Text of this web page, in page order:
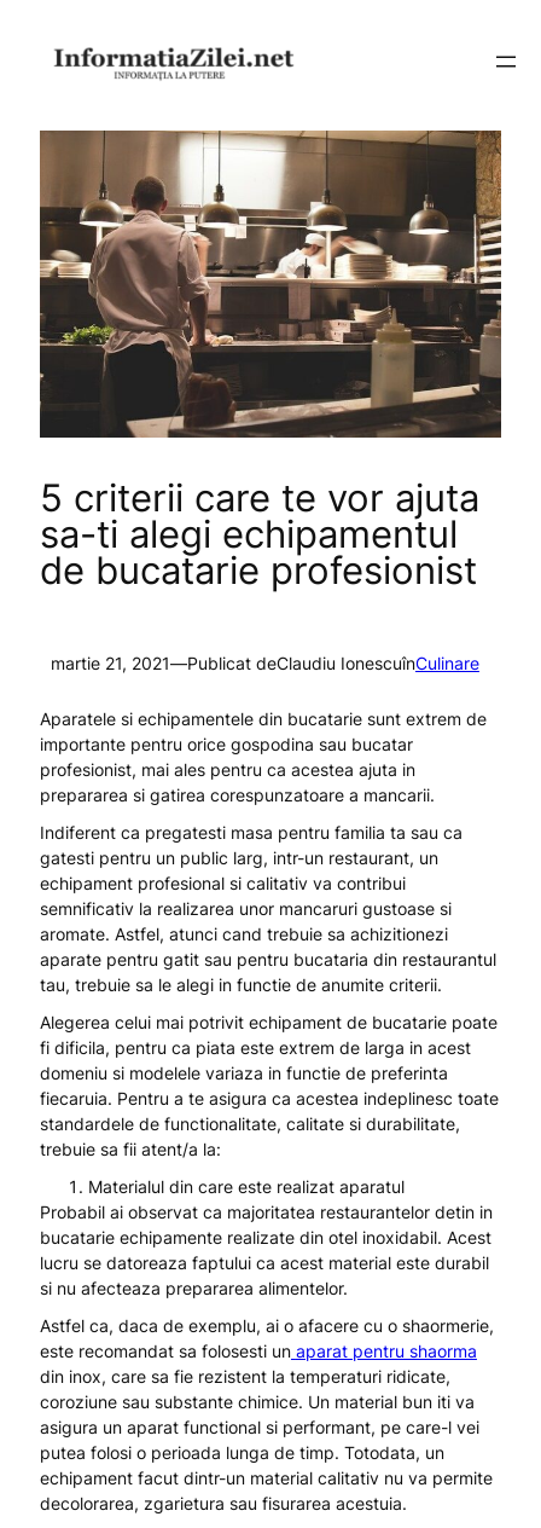
conținut
5 criterii care te vor ajuta
sa-ti alegi echipamentul
de bucatarie profesionist
martie 21, 2021—Publicat deClaudiu IonescuînCulinare
Aparatele si echipamentele din bucatarie sunt extrem de
importante pentru orice gospodina sau bucatar
profesionist, mai ales pentru ca acestea ajuta in
prepararea si gatirea corespunzatoare a mancarii.
Indiferent ca pregatesti masa pentru familia ta sau ca
gatesti pentru un public larg, intr-un restaurant, un
echipament profesional si calitativ va contribui
semnificativ la realizarea unor mancaruri gustoase si
aromate. Astfel, atunci cand trebuie sa achizitionezi
aparate pentru gatit sau pentru bucataria din restaurantul
tau, trebuie sa le alegi in functie de anumite criterii.
Alegerea celui mai potrivit echipament de bucatarie poate
fi dificila, pentru ca piata este extrem de larga in acest
domeniu si modelele variaza in functie de preferinta
fiecaruia. Pentru a te asigura ca acestea indeplinesc toate
standardele de functionalitate, calitate si durabilitate,
trebuie sa fii atent/a la:
Materialul din care este realizat aparatul
Probabil ai observat ca majoritatea restaurantelor detin in
bucatarie echipamente realizate din otel inoxidabil. Acest
lucru se datoreaza faptului ca acest material este durabil
si nu afecteaza prepararea alimentelor.
Astfel ca, daca de exemplu, ai o afacere cu o shaormerie,
este recomandat sa folosesti un aparat pentru shaorma
din inox, care sa fie rezistent la temperaturi ridicate,
coroziune sau substante chimice. Un material bun iti va
asigura un aparat functional si performant, pe care-l vei
putea folosi o perioada lunga de timp. Totodata, un
echipament facut dintr-un material calitativ nu va permite
decolorarea, zgarietura sau fisurarea acestuia.